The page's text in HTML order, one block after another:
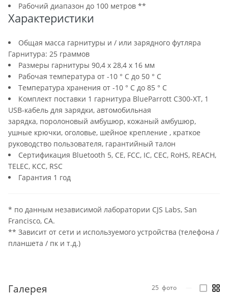
Рабочий диапазон до 100 метров **
Характеристики
Общая масса гарнитуры и / или зарядного футляра
Гарнитура: 25 граммов
Размеры гарнитуры 90,4 x 28,4 x 16 мм
Рабочая температура от -10 ° C до 50 ° C
Температура хранения от -10 ° C до 85 ° C
Комплект поставки 1 гарнитура BlueParrott C300-XT, 1
USB-кабель для зарядки, автомобильная
зарядка, поролоновый амбушюр, кожаный амбушюр,
ушные крючки, оголовье, шейное крепление , краткое
руководство пользователя, гарантийный талон
Сертификация Bluetooth 5, CE, FCC, IC, CEC, RoHS, REACH,
TELEC, KCC, RSC
Гарантия 1 год
* по данным независимой лаборатории CJS Labs, San
Francisco, CA.
** Зависит от сети и используемого устройства (телефона /
планшета / пк и т.д.)
Галерея 25 фото